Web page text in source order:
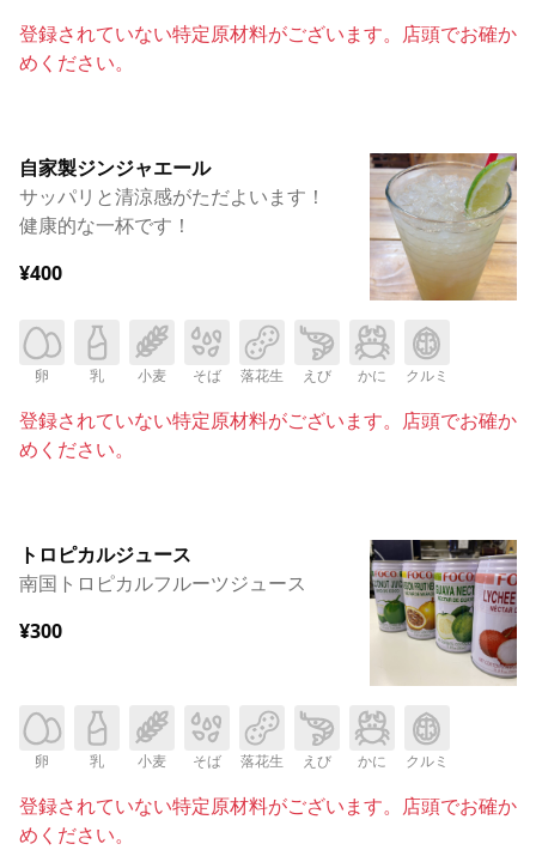
登録されていない特定原材料がございます。店頭でお確か
めください。
自家製ジンジャエール
サッパリと清涼感がただよいます！
健康的な一杯です！
¥400
卵 乳 小麦 そば 落花生 えび かに クルミ
登録されていない特定原材料がございます。店頭でお確か
めください。
トロピカルジュース
南国トロピカルフルーツジュース
¥300
卵 乳 小麦 そば 落花生 えび かに クルミ
登録されていない特定原材料がございます。店頭でお確か
めください。